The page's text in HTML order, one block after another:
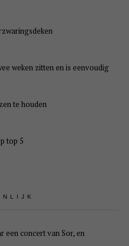
weken zitten en is eenvoudig
te houden
top 5
een concert van Sor, en